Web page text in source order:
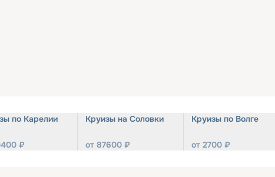
по Карелии
₽
Круизы на Соловки
от 87600 ₽
Круизы по Волге
от 2700 ₽